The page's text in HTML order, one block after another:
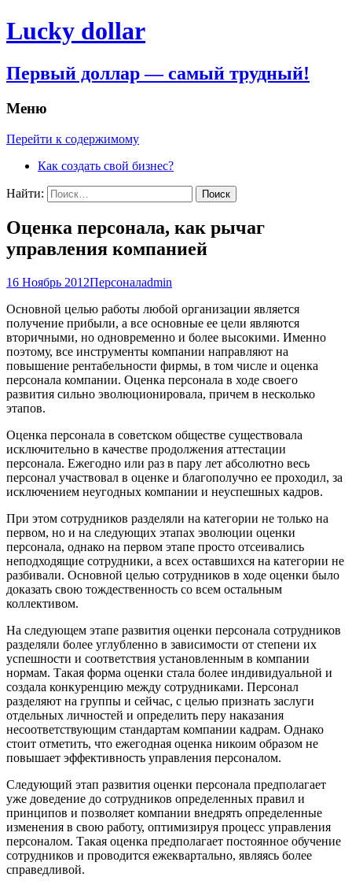
Lucky dollar
Первый доллар — самый трудный!
Меню
Перейти к содержимому
Как создать свой бизнес?
Найти:
Оценка персонала, как рычаг
управления компанией
16 Ноябрь 2012Персоналadmin
Основной целью работы любой организации является
получение прибыли, а все основные ее цели являются
вторичными, но одновременно и более высокими. Именно
поэтому, все инструменты компании направляют на
повышение рентабельности фирмы, в том числе и оценка
персонала компании. Оценка персонала в ходе своего
развития сильно эволюционировала, причем в несколько
этапов.
Оценка персонала в советском обществе существовала
исключительно в качестве продолжения аттестации
персонала. Ежегодно или раз в пару лет абсолютно весь
персонал участвовал в оценке и благополучно ее проходил, за
исключением неугодных компании и неуспешных кадров.
При этом сотрудников разделяли на категории не только на
первом, но и на следующих этапах эволюции оценки
персонала, однако на первом этапе просто отсеивались
неподходящие сотрудники, а всех оставшихся на категории не
разбивали. Основной целью сотрудников в ходе оценки было
доказать свою тождественность со всем остальным
коллективом.
На следующем этапе развития оценки персонала сотрудников
разделяли более углубленно в зависимости от степени их
успешности и соответствия установленным в компании
нормам. Такая форма оценки стала более индивидуальной и
создала конкуренцию между сотрудниками. Персонал
разделяют на группы и сейчас, с целью признать заслуги
отдельных личностей и определить перу наказания
несоответствующим стандартам компании кадрам. Однако
стоит отметить, что ежегодная оценка никоим образом не
повышает эффективность управления персоналом.
Следующий этап развития оценки персонала предполагает
уже доведение до сотрудников определенных правил и
принципов и позволяет компании внедрять определенные
изменения в свою работу, оптимизируя процесс управления
персоналом. Такая оценка предполагает постоянное обучение
сотрудников и проводится ежеквартально, являясь более
справедливой.